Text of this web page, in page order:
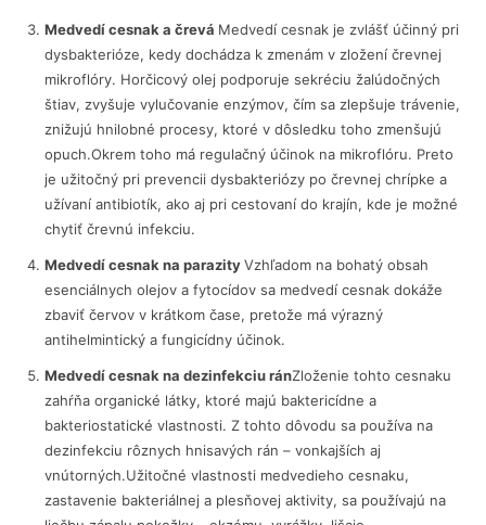
Medvedí cesnak a črevá Medvedí cesnak je zvlášť účinný pri
dysbakterióze, kedy dochádza k zmenám v zložení črevnej
mikroflóry. Horčicový olej podporuje sekréciu žalúdočných
štiav, zvyšuje vylučovanie enzýmov, čím sa zlepšuje trávenie,
znižujú hnilobné procesy, ktoré v dôsledku toho zmenšujú
opuch.Okrem toho má regulačný účinok na mikroflóru. Preto
je užitočný pri prevencii dysbakteriózy po črevnej chrípke a
užívaní antibiotík, ako aj pri cestovaní do krajín, kde je možné
chytiť črevnú infekciu.
Medvedí cesnak na parazityVzhľadom na bohatý obsah
esenciálnych olejov a fytocídov sa medvedí cesnak dokáže
zbaviť červov v krátkom čase, pretože má výrazný
antihelmintický a fungicídny účinok.
Medvedí cesnak na dezinfekciu ránZloženie tohto cesnaku
zahŕňa organické látky, ktoré majú baktericídne a
bakteriostatické vlastnosti. Z tohto dôvodu sa používa na
dezinfekciu rôznych hnisavých rán – vonkajších aj
vnútorných.Užitočné vlastnosti medvedieho cesnaku,
zastavenie bakteriálnej a plesňovej aktivity, sa používajú na